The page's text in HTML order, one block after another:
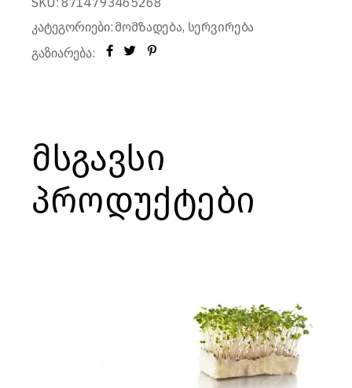
კატეგორიები: მომზადება, სერვირება
გაზიარება:
მსგავსი
პროდუქტები